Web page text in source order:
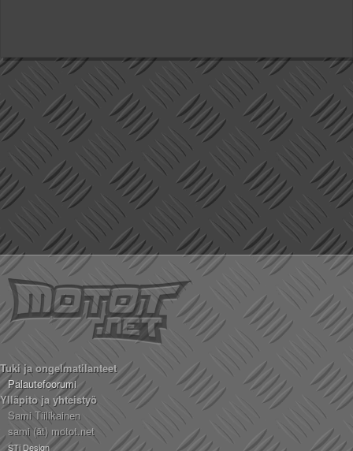
Tuki ja ongelmatilanteet
Palautefoorumi
Ylläpito ja yhteistyö
Sami Tiilikainen
sami (ät) motot.net
STi Design